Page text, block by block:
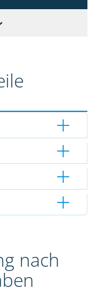
nach